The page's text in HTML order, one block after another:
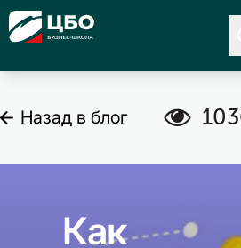
CBO
Назад в блог A
Как